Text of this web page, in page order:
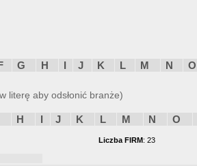
G H I J K L M N O
literę aby odsłonić branże)
H I J K L M N O
Liczba FIRM: 23